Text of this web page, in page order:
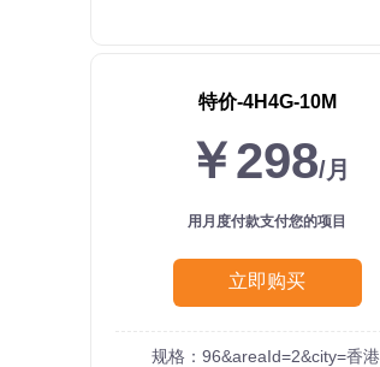
特价-4H4G-10M
￥298/月
用月度付款支付您的项目
立即购买
规格：96&areaId=2&city=香港